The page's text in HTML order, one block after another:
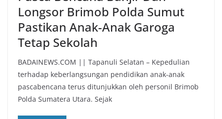
Longsor Brimob Polda Sumut
Pastikan Anak-Anak Garoga
Tetap Sekolah
BADAINEWS.COM || Tapanuli Selatan – Kepedulian
terhadap keberlangsungan pendidikan anak-anak
pascabencana terus ditunjukkan oleh personil Brimob
Polda Sumatera Utara. Sejak